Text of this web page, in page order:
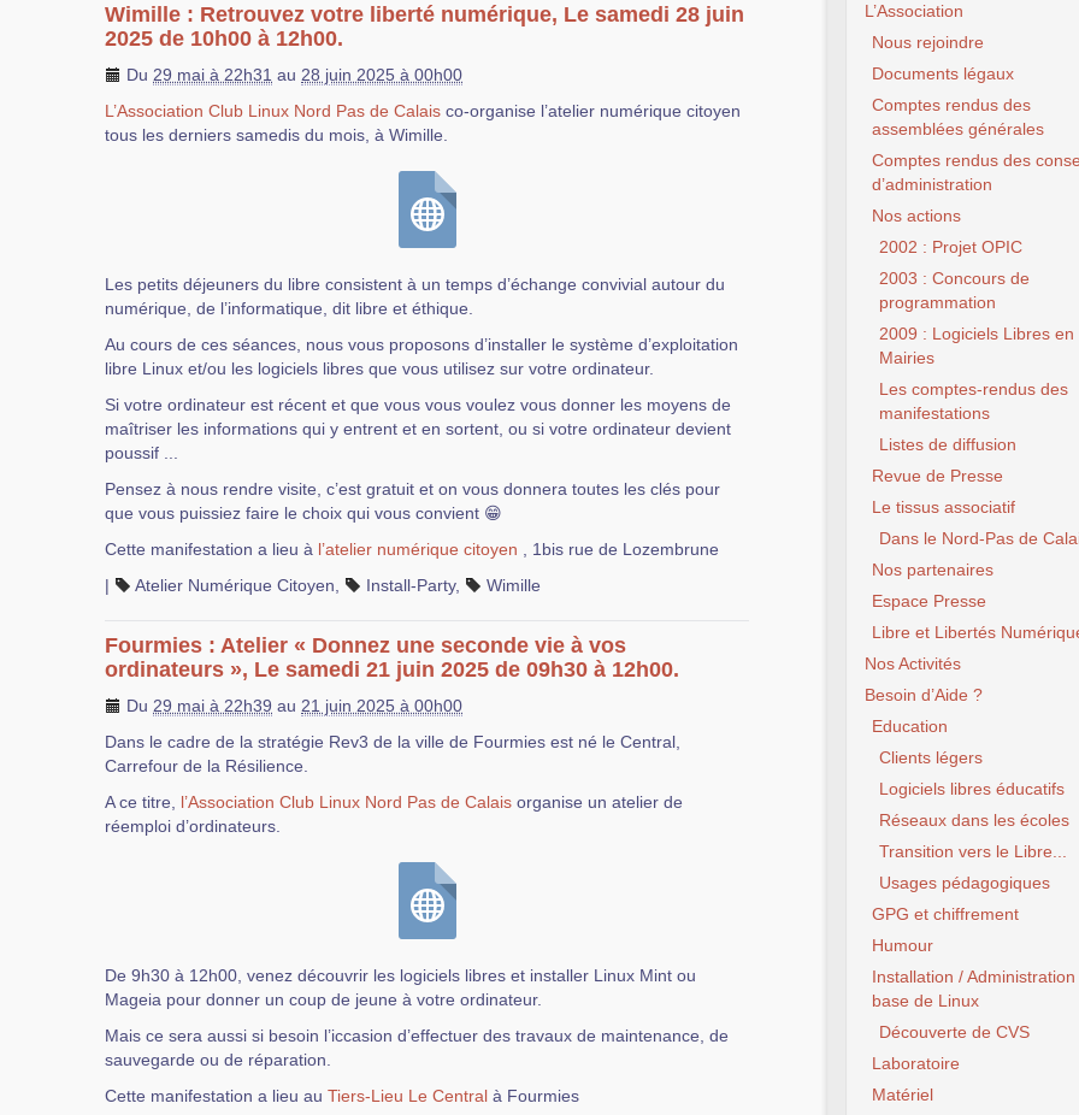
Wimille : Retrouvez votre liberté numérique, Le samedi 28 juin
2025 de 10h00 à 12h00.
Du 29 mai à 22h31 au 28 juin 2025 à 00h00
L’Association Club Linux Nord Pas de Calais co-organise l’atelier numérique citoyen
tous les derniers samedis du mois, à Wimille.
Les petits déjeuners du libre consistent à un temps d’échange convivial autour du
numérique, de l’informatique, dit libre et éthique.
Au cours de ces séances, nous vous proposons d’installer le système d’exploitation
libre Linux et/ou les logiciels libres que vous utilisez sur votre ordinateur.
Si votre ordinateur est récent et que vous vous voulez vous donner les moyens de
maîtriser les informations qui y entrent et en sortent, ou si votre ordinateur devient
poussif ...
Pensez à nous rendre visite, c’est gratuit et on vous donnera toutes les clés pour
que vous puissiez faire le choix qui vous convient 😁
Cette manifestation a lieu à l’atelier numérique citoyen , 1bis rue de Lozembrune
|
Atelier Numérique Citoyen Install-Party, Wimille
Fourmies : Atelier « Donnez une seconde vie à vos
ordinateurs », Le samedi 21 juin 2025 de 09h30 à 12h00.
Du 29 mai à 22h39 au 21 juin 2025 à 00h00
Dans le cadre de la stratégie Rev3 de la ville de Fourmies est né le Central,
Carrefour de la Résilience.
A ce titre, l’Association Club Linux Nord Pas de Calais organise un atelier de
réemploi d’ordinateurs.
De 9h30 à 12h00, venez découvrir les logiciels libres et installer Linux Mint ou
Mageia pour donner un coup de jeune à votre ordinateur.
Mais ce sera aussi si besoin l’iccasion d’effectuer des travaux de maintenance, de
sauvegarde ou de réparation.
Cette manifestation a lieu au Tiers-Lieu Le Central à Fourmies
L’Association
Nous rejoindre
Documents légaux
Comptes rendus des
assemblées générales
Comptes rendus des
d’administration
Nos actions
2002 : Projet OPIC
2003 : Concours de
programmation
2009 : Logiciels Libres en
Mairies
Les comptes-rendus des
manifestations
Listes de diffusion
Revue de Presse
Le tissus associatif
Dans le Nord-Pas de
Nos partenaires
Espace Presse
Libre et Libertés
Nos Activités
Besoin d’Aide ?
Education
Clients légers
Logiciels libres éducatifs
Réseaux dans les écoles
Transition vers le Libre...
Usages pédagogiques
GPG et chiffrement
Humour
Installation / Administration
base de Linux
Découverte de CVS
Laboratoire
Matériel